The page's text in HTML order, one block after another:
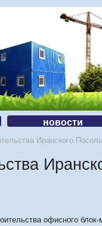
новости
Иранского
офисного